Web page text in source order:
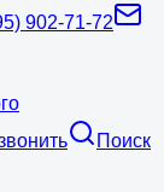
902-71-72
Поиск